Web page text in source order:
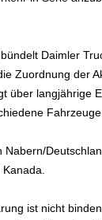
Daimler
Zuordnung der
über langjährige
Fahrzeuge.
Nabern/
ist nicht